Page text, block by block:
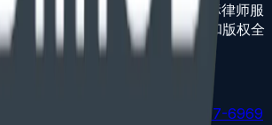
利代理人与康州、纽约州执业商标律师服
收费透明，覆盖美国专利、商标和版权全
New Haven, CT 06511
+1 (203) 397-6969